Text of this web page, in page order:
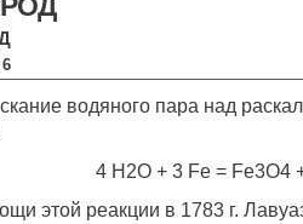
водяного пара над
4 Н2О + 3 Fe = Fe3O4
этой реакции в 1783 г.